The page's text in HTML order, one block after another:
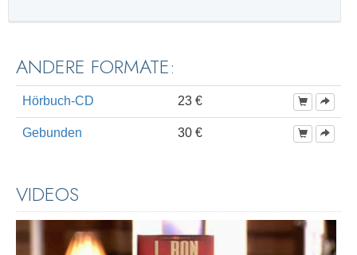
ANDERE FORMATE:
Hörbuch-CD 23 €
Gebunden 30 €
VIDEOS